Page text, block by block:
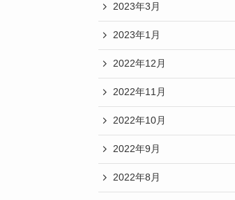
2023年3月
2023年1月
2022年12月
2022年11月
2022年10月
2022年9月
2022年8月